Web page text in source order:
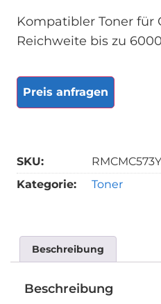
Kompatibler Toner für
Reichweite bis zu
Preis anfragen
SKU:
RMCMC573Y
Kategorie:
Toner
Beschreibung
Beschreibung